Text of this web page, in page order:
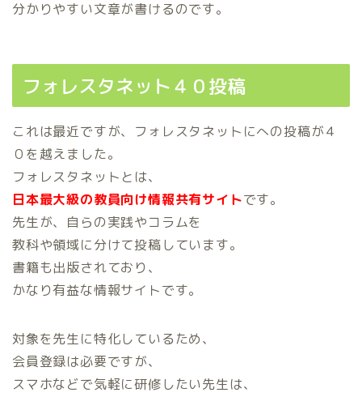
分かりやすい文章が書けるのです。
フォレスタネット４０投稿
これは最近ですが、フォレスタネットにへの投稿が４
０を越えました。
フォレスタネットとは、
日本最大級の教員向け情報共有サイトです。
先生が、自らの実践やコラムを
教科や領域に分けて投稿しています。
書籍も出版されており、
かなり有益な情報サイトです。
対象を先生に特化しているため、
会員登録は必要ですが、
スマホなどで気軽に研修したい先生は、